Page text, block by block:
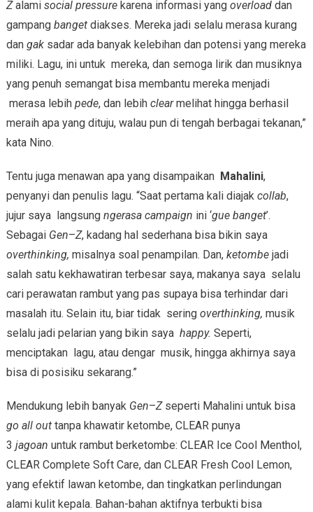
Zalami social pressurekarena informasi yang overload dan
gampang banget diakses. Mereka jadi selalu merasa kurang
dan gaksadar ada banyak kelebihan dan potensi yang mereka
miliki. Lagu, ini untuk mereka, dan semoga lirik dan musiknya
yang penuh semangat bisa membantu mereka menjadi
merasa lebih pede, dan lebih clearmelihat hingga berhasil
meraih apa yang dituju, walau pun di tengah berbagai tekanan,”
kata Nino.
Tentu juga menawan apa yang disampaikan Mahalini,
penyanyi dan penulis lagu. “Saat pertama kali diajak collab,
jujur saya langsung ngerasa campaign ini ‘gue banget’.
Sebagai Gen–Z, kadang hal sederhana bisa bikin saya
overthinking, misalnya soal penampilan. Dan, ketombejadi
salah satu kekhawatiran terbesar saya, makanya saya selalu
cari perawatan rambut yang pas supaya bisa terhindar dari
masalah itu. Selain itu, biar tidak sering overthinking, musik
selalu jadi pelarian yang bikin saya happy. Seperti,
menciptakan lagu, atau dengar musik, hingga akhirnya saya
bisa di posisiku sekarang.”
Mendukung lebih banyak Gen–Z seperti Mahalini untuk bisa
go all outtanpa khawatir ketombe, CLEAR punya
3 jagoan untuk rambut berketombe: CLEAR Ice Cool Menthol,
CLEAR Complete Soft Care, dan CLEAR Fresh Cool Lemon,
yang efektif lawan ketombe, dan tingkatkan perlindungan
alami kulit kepala. Bahan-bahan aktifnya terbukti bisa